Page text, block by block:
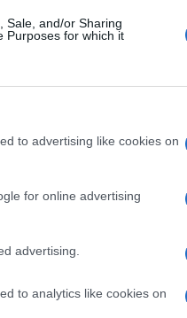
Sale, and/or Sharing
Purposes for which it
to advertising like cookies on
for online advertising
advertising.
to analytics like cookies on